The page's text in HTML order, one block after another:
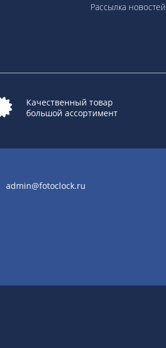
Рассылка новостей
Качественный товар
большой ассортимент
admin@fotoclock.ru